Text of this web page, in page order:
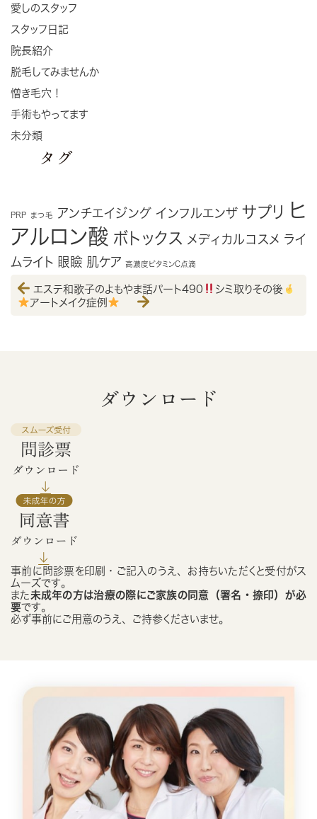
愛しのスタッフ
スタッフ日記
院長紹介
脱毛してみませんか
憎き毛穴！
手術もやってます
未分類
タグ
PRP まつ毛 アンチエイジング インフルエンザ サプリ ヒ
アルロン酸 ボトックス メディカルコスメ ライ
ムライト 眼瞼 肌ケア 高濃度ビタミンC点滴
エステ和歌子のよもやま話パート490
シミ取りその後
アートメイク症例
ダウンロード
事前に問診票を印刷・ご記入のうえ、お持ちいただくと受付がス
ムーズです。
また 未成年の方は治療の際にご家族の同意（署名・捺印）が必
要です。
必ず事前にご用意のうえ、ご持参くださいませ。